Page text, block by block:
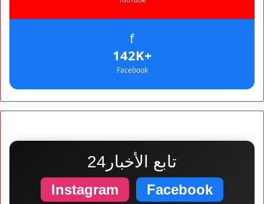
f
+142K
Facebook
تابع الأخبار24
Facebook
Instagram